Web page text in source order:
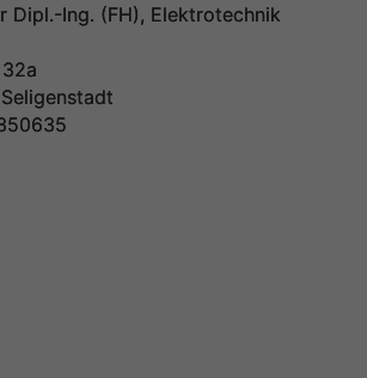
Dipl.-Ing. (FH), Elektrotechnik